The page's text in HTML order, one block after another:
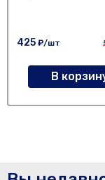
425 ₽/шт
В